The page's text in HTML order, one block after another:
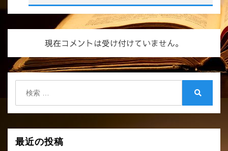
現在コメントは受け付けていません。
最近の投稿